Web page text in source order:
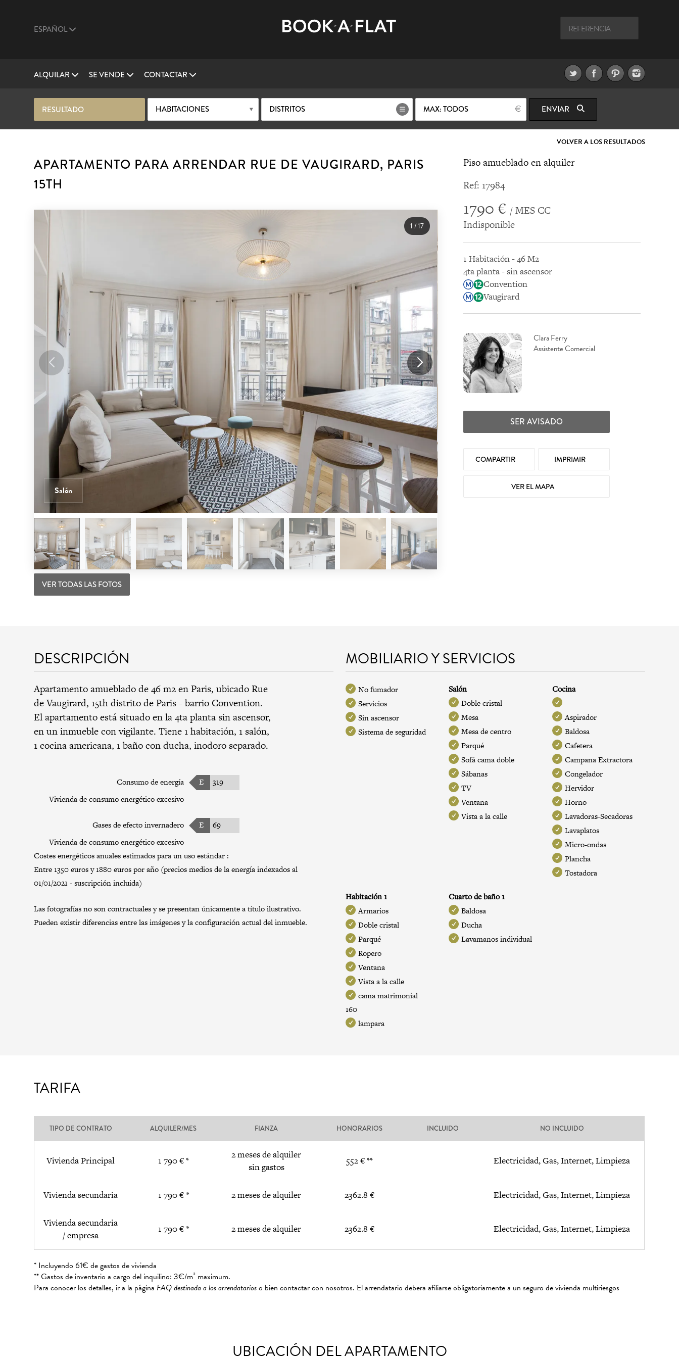
ESPAÑOL
ALQUILAR SE VENDE CONTACTAR
RESULTADO HABITACIONES DISTRITOS MAX: TODOS ENVIAR
VOLVER A LOS RESULTADOS
APARTAMENTO PARA ARRENDAR RUE DE VAUGIRARD, PARIS
15TH
Salón
1 /17
VER TODAS LAS FOTOS
Piso amueblado en alquiler
Ref: 17984
1790 € / MES CC
Indisponible
1 Habitación - 46 M2
4ta planta - sin ascensor
Convention
Vaugirard
Clara Ferry
Assistente Comercial
SER AVISADO
COMPARTIR IMPRIMIR
VER EL MAPA
DESCRIPCIÓN
Apartamento amueblado de 46 m2 en Paris, ubicado Rue
de Vaugirard, 15th distrito de Paris-barrio Convention.
El apartamento está situado en la 4ta planta sin ascensor,
en un inmueble con vigilante. Tiene 1 habitación, 1 salón,
1 cocina americana, 1 baño con ducha, inodoro separado.
Consumo de energía E
319
Vivienda de consumo energético excesivo
Gases de efecto invernadero E
69
Vivienda de consumo energético excesivo
Costes energéticos anuales estimados para un uso estándar :
Entre 1350 euros y 1880 euros por año (precios medios de la energía indexados al
01/01/2021 - suscripción incluida)
Las fotografías no son contractuales y se presentan únicamente a título ilustrativo.
Pueden existir diferencias entre las imágenes y la configuración actual del inmueble.
MOBILIARIO Y SERVICIOS
No fumador
Servicios
Sin ascensor
Sistema de seguridad
Salón
Doble cristal
Mesa
Mesa de centro
Parqué
Sofá cama doble
Sábanas
TV
Ventana
Vista a la calle
Cocina
Aspirador
Baldosa
Cafetera
Campana Extractora
Congelador
Hervidor
Horno
Lavadoras-Secadoras
Lavaplatos
Micro-ondas
Plancha
Tostadora
Habitación 1
Armarios
Doble cristal
Parqué
Ropero
Ventana
Vista a la calle
cama matrimonial
160
lampara
Cuarto de baño 1
Baldosa
Ducha
Lavamanos individual
TARIFA
TIPO DE CONTRATO ALQUILER/MES FIANZA HONORARIOS INCLUIDO NO INCLUIDO
Vivienda Principal 1 790 € *
2 meses de alquiler
sin gastos
552 € ** Electricidad, Gas, Internet, Limpieza
Vivienda secundaria 1 790 € * 2 meses de alquiler 2362.8 € Electricidad, Gas, Internet, Limpieza
Vivienda secundaria
/ empresa
1 790 € * 2 meses de alquiler 2362.8 € Electricidad, Gas, Internet, Limpieza
* Incluyendo 61€ de gastos de vivienda
** Gastos de inventario a cargo del inquilino: 3€/m² maximum.
Para conocer los detalles, ir a la página FAQ destinada a los arrendatarioso bien contactar con nosotros. El arrendatario debera afiliarse obligatoriamente a un seguro de vivienda multiriesgos
UBICACIÓN DEL APARTAMENTO